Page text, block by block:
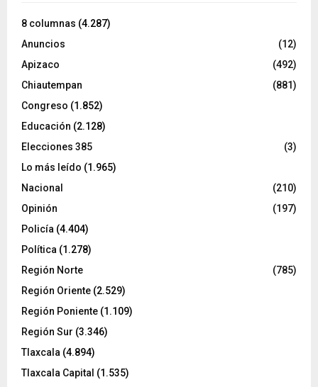
8 columnas (4.287)
Anuncios
(12)
Apizaco
(492)
Chiautempan
(881)
Congreso (1.852)
Educación (2.128)
Elecciones 385
(3)
Lo más leído (1.965)
Nacional
(210)
Opinión
(197)
Policía (4.404)
Política (1.278)
Región Norte
(785)
Región Oriente (2.529)
Región Poniente (1.109)
Región Sur (3.346)
Tlaxcala (4.894)
Tlaxcala Capital (1.535)